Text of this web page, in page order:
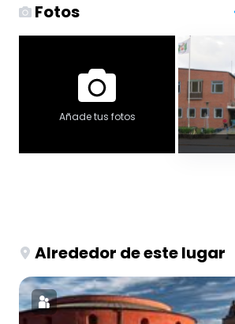
Fotos
Añade tus fotos
Alrededor de este lugar